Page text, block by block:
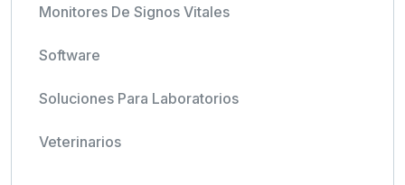
Monitores De Signos Vitales
Software
Soluciones Para Laboratorios
Veterinarios